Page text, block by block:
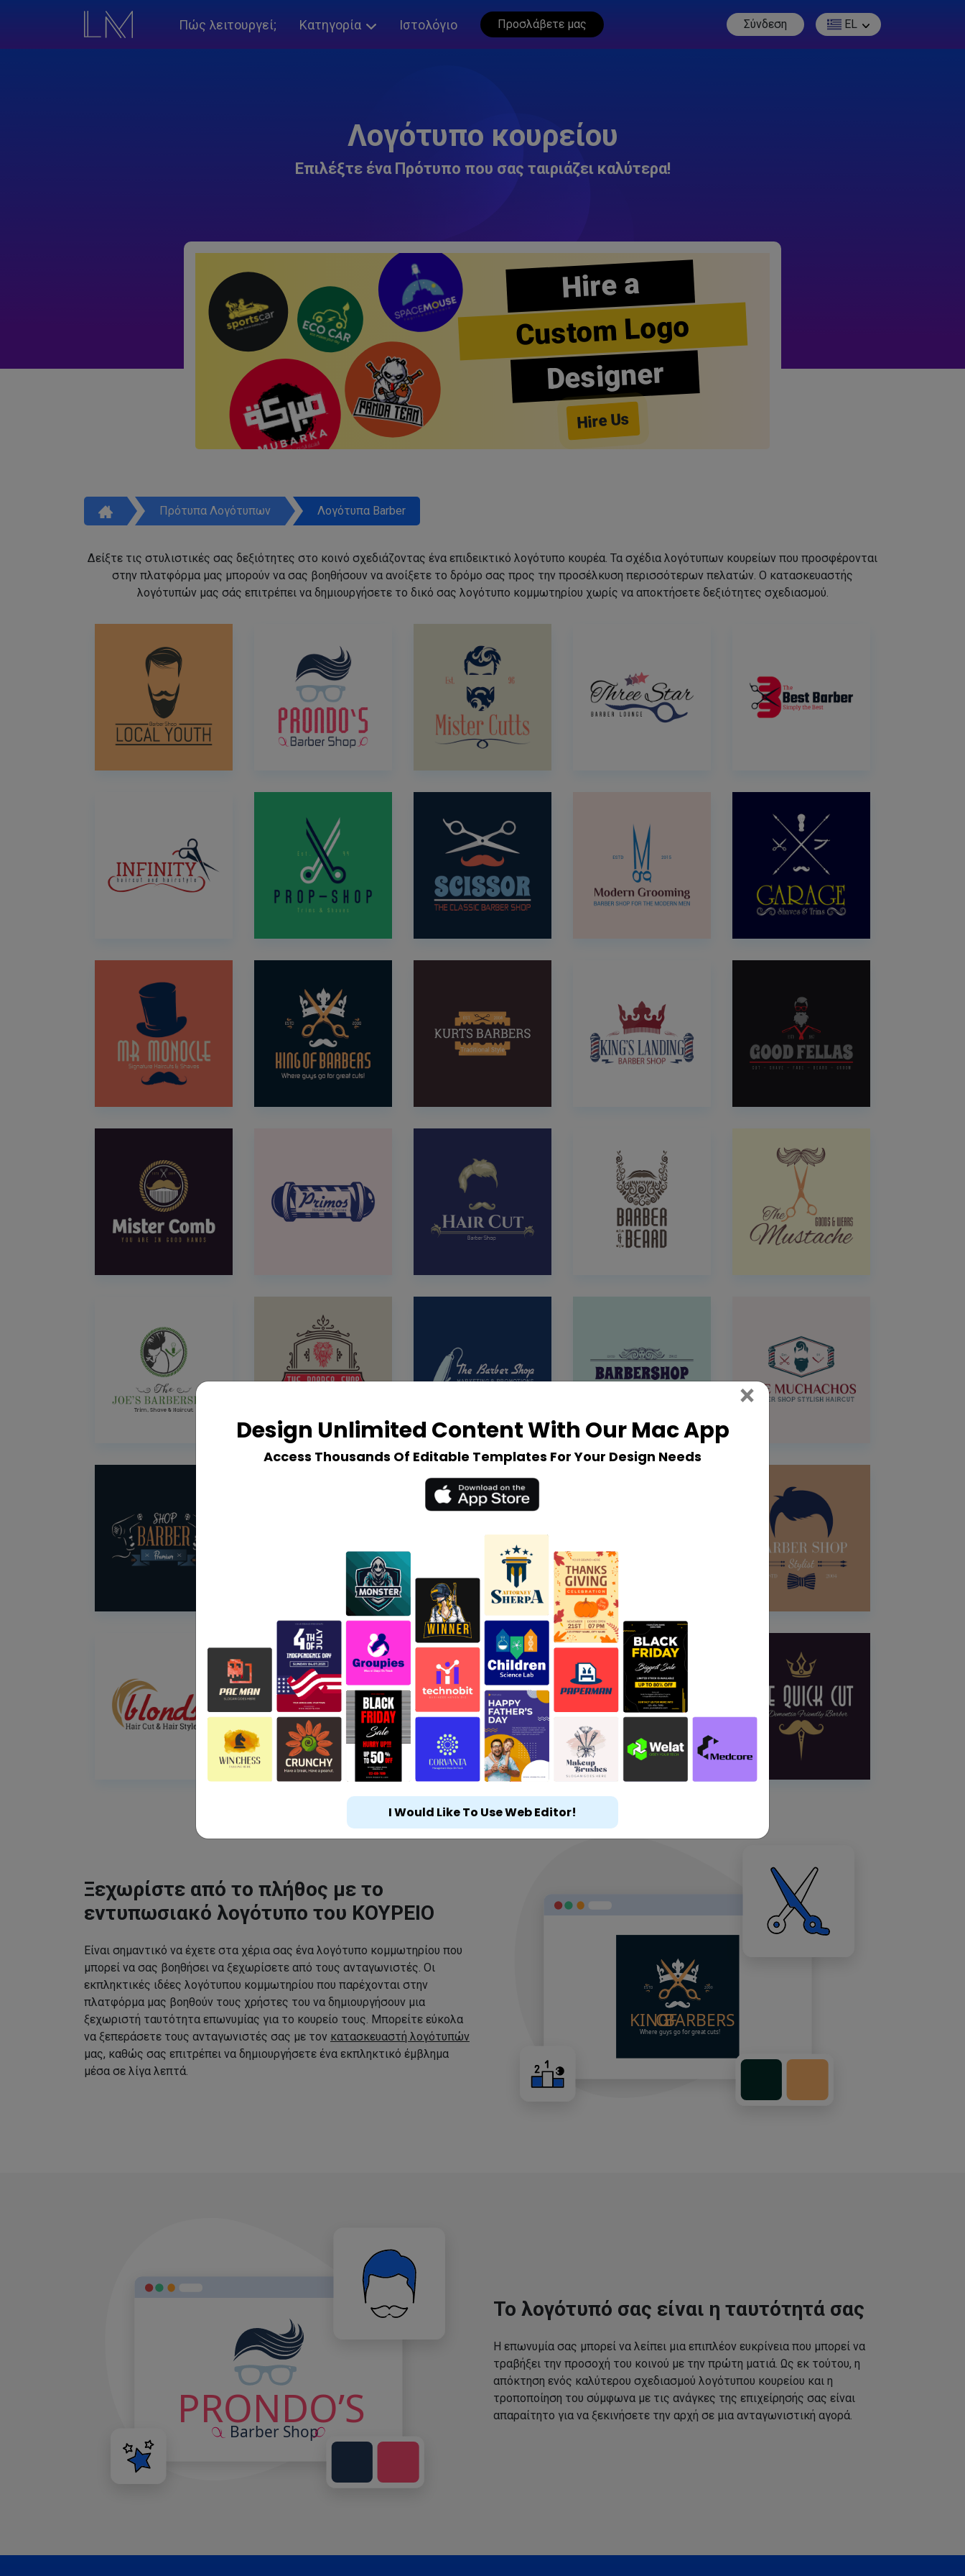
Πώς λειτουργεί; Κατηγορία Ιστολόγιο Προσλάβετε μας Σύνδεση EL
Λογότυπο κουρείου
Επιλέξτε ένα Πρότυπο που σας ταιριάζει καλύτερα!
Hire a
Custom Logo
Designer
Hire Us
Πρότυπα Λογότυπων Λογότυπα Barber
Δείξτε τις στυλιστικές σας δεξιότητες στο κοινό σχεδιάζοντας ένα επιδεικτικό λογότυπο κουρέα. Τα σχέδια λογότυπων κουρείων που προσφέρονται
στην πλατφόρμα μας μπορούν να σας βοηθήσουν να ανοίξετε το δρόμο σας προς την προσέλκυση περισσότερων πελατών. Ο κατασκευαστής
λογότυπών μας σάς επιτρέπει να δημιουργήσετε το δικό σας λογότυπο κομμωτηρίου χωρίς να αποκτήσετε δεξιότητες σχεδιασμού.
Ξεχωρίστε από το πλήθος με το
εντυπωσιακό λογότυπο του ΚΟΥΡΕΙΟ
Είναι σημαντικό να έχετε στα χέρια σας ένα λογότυπο κομμωτηρίου που
μπορεί να σας βοηθήσει να ξεχωρίσετε από τους ανταγωνιστές. Οι
εκπληκτικές ιδέες λογότυπου κομμωτηρίου που παρέχονται στην
πλατφόρμα μας βοηθούν τους χρήστες του να δημιουργήσουν μια
ξεχωριστή ταυτότητα επωνυμίας για το κουρείο τους. Μπορείτε εύκολα
να ξεπεράσετε τους ανταγωνιστές σας με τον κατασκευαστή λογότυπών
μας, καθώς σας επιτρέπει να δημιουργήσετε ένα εκπληκτικό έμβλημα
μέσα σε λίγα λεπτά.
Το λογότυπό σας είναι η ταυτότητά σας
Η επωνυμία σας μπορεί να λείπει μια επιπλέον ευκρίνεια που μπορεί να
τραβήξει την προσοχή του κοινού με την πρώτη ματιά. Ως εκ τούτου, η
απόκτηση ενός καλύτερου σχεδιασμού λογότυπου κουρείου και η
τροποποίηση του σύμφωνα με τις ανάγκες της επιχείρησής σας είναι
απαραίτητο για να ξεκινήσετε την αρχή σε μια ανταγωνιστική αγορά.
Design Unlimited Content With Our Mac App
Access Thousands Of Editable Templates For Your Design Needs
× Close
I Would Like To Use Web Editor!